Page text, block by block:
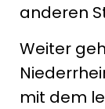
anderen
Weiter
mit dem